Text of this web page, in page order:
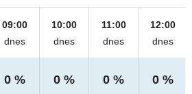
09:00
dnes
0 %
10:00
dnes
0 %
11:00
dnes
0 %
12:00
dnes
0 %